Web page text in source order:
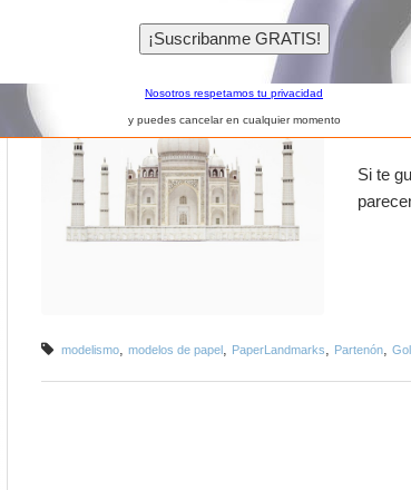
Si te
modelismo, modelos de papel, PaperLandmarks, Partenón,
Nosotros respetamos tu privacidad
y puedes cancelar en cualquier momento